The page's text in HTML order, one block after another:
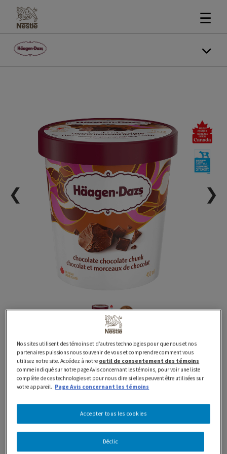
☰
❮ ❯
Classiques
HAAGEN-DAZS Crème
glacée Chocolat et
morceaux de chocolat
Préparé avec fierté au Canada avec des produits laitiers
100 % canadiens
Nos sites utilisent des témoins et d’autres technologies pour que nous et nos
partenaires puissions nous souvenir de vous et comprendre comment vous
utilisez notre site. Accédez à notre outil de consentement des témoins
comme indiqué sur notre page Avis concernant les témoins, pour voir une liste
complète de ces technologies et pour nous dire si elles peuvent être utilisées sur
votre appareil. Page Avis concernant les témoins
Déclic
Accepter tous les cookies